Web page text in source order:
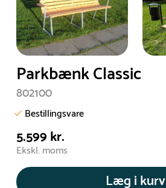
Parkbænk Classic
802100
Bestillingsvare
5.599 kr.
Ekskl. moms
Læg i kurv